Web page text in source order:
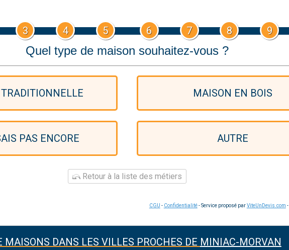
3 4 5 6 7 8 9
Quel type de maison souhaitez-vous ?
MAISON EN BOIS
PAS ENCORE AUTRE
Retour à la liste des métiers
CGU - Confidentialité- Service proposé parViteUnDevis.com -
MAISONS DANS LES VILLES PROCHES DE MINIAC-MORVAN